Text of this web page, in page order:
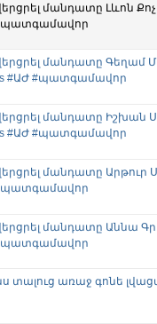
մանդատը Լևոն
մանդատը Գեղամ
#ԱԺ #պատգամավոր
մանդատը Իշխան
#ԱԺ #պատգամավոր
մանդատը Արթուր
մանդատը Աննա
տալուց առաջ գոնե